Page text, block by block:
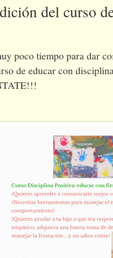
del curso
poco tiempo para dar
de educar con